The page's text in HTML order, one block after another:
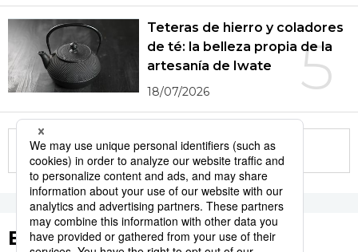
5
Teteras de hierro y coladores
de té: la belleza propia de la
artesanía de Iwate
18/07/2026
More in this series
Etiquetas destacadas